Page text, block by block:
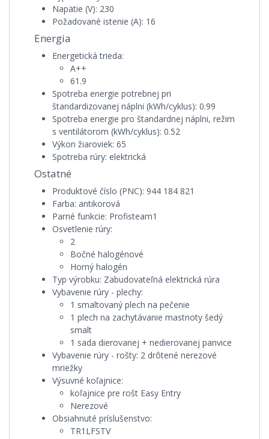
Napätie (V): 230
Požadované istenie (A): 16
Energia
Energetická trieda:
A++
61.9
Spotreba energie potrebnej pri
štandardizovanej náplni (kWh/cyklus): 0.99
Spotreba energie pro štandardnej náplni, režim
s ventilátorom (kWh/cyklus): 0.52
Výkon žiaroviek: 65
Spotreba rúry: elektrická
Ostatné
Produktové číslo (PNC): 944 184 821
Farba: antikorová
Parné funkcie: Profisteam1
Osvetlenie rúry:
2
Bočné halogénové
Horný halogén
Typ výrobku: Zabudovateľná elektrická rúra
Vybavenie rúry - plechy:
1 smaltovaný plech na pečenie
1 plech na zachytávanie mastnoty šedý
smalt
1 sada dierovanej + nedierovanej panvice
Vybavenie rúry - rošty: 2 drôtené nerezové
mriežky
Výsuvné koľajnice:
koľajnice pre rošt Easy Entry
Nerezové
Obsiahnuté príslušenstvo:
TR1LFSTV